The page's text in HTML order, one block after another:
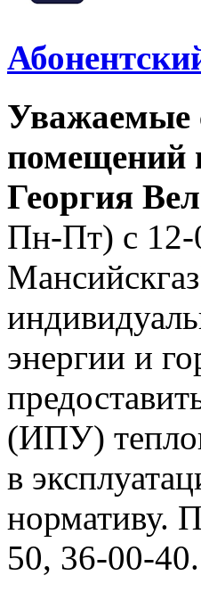
Уважаемые
помещений
Георгия
Пн-Пт) с
энергии и
(ИПУ)
в
нормативу.
50, 36-00-40.